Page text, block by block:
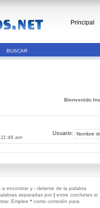
Principal
BUSCAR
Bienvenido
am
Usuario:
encontrar y -delante de la palabra
separadas por | entre corchetes si
Emplee *como comodín para